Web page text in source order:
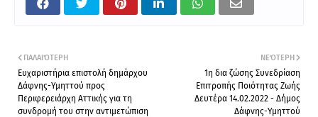
ΝΕΌΤΕΡΗ
1η δια ζώσης Συνεδρίαση
Επιτροπής Ποιότητας Ζωής
Δευτέρα 14.02.2022 - Δήμος
Δάφνης-Υμηττού
ΠΑΛΑΙΌΤΕΡΗ
Ευχαριστήρια επιστολή δημάρχου
Δάφνης-Υμηττού προς
Περιφερειάρχη Αττικής για τη
συνδρομή του στην αντιμετώπιση